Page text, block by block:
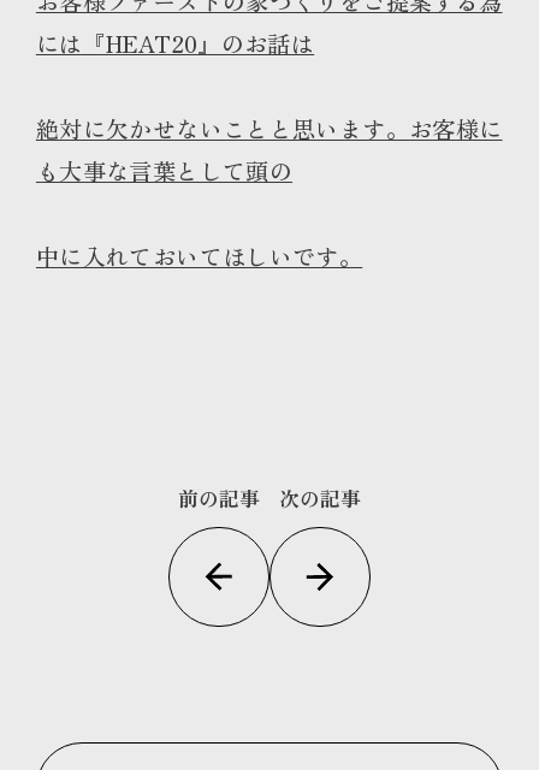
には『HEAT20』のお話は
絶対に欠かせないことと思います。お客様に
も大事な言葉として頭の
中に入れておいてほしいです。
前の記事 次の記事